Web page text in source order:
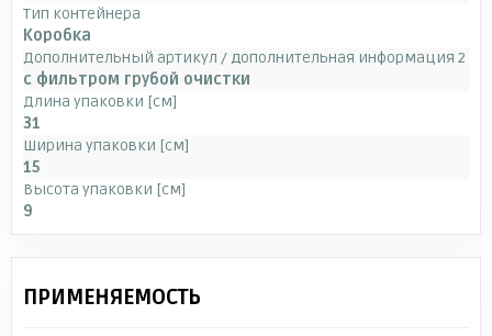
Тип контейнера
Коробка
Дополнительный артикул / дополнительная информация 2
с фильтром грубой очистки
Длина упаковки [см]
31
Ширина упаковки [см]
15
Высота упаковки [см]
9
ПРИМЕНЯЕМОСТЬ